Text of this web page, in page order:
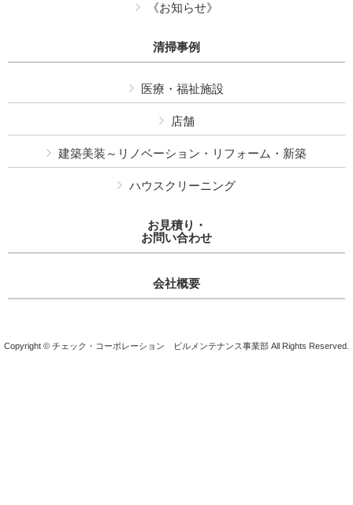
《お知らせ》
清掃事例
医療・福祉施設
店舗
建築美装～リノベーション・リフォーム・新築
ハウスクリーニング
お見積り・
お問い合わせ
会社概要
Copyright © チェック・コーポレーション ビルメンテナンス事業部 All Rights Reserved.